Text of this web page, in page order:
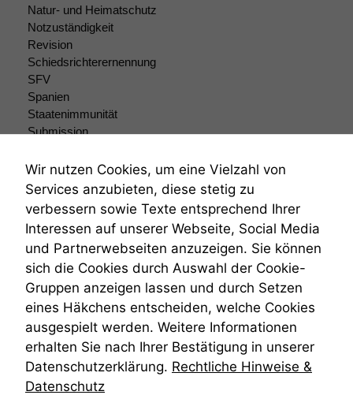
Natur- und Heimatschutz
Notzuständigkeit
Revision
Schiedsrichterernennung
SFV
Spanien
Staatenimmunität
Submission
Teilungsklage
Venezuela
VRK
Wiederherstellungsanordnung
Zivilprozessordnung
ZPO
Zustellfiktion
Zuständigkeit
Öffentliches Personalrecht
Öffentlichkeitsprinzip
Wir nutzen Cookies, um eine Vielzahl von
Services anzubieten, diese stetig zu
verbessern sowie Texte entsprechend Ihrer
Interessen auf unserer Webseite, Social Media
und Partnerwebseiten anzuzeigen. Sie können
sich die Cookies durch Auswahl der Cookie-
Gruppen anzeigen lassen und durch Setzen
eines Häkchens entscheiden, welche Cookies
ausgespielt werden. Weitere Informationen
erhalten Sie nach Ihrer Bestätigung in unserer
Datenschutzerklärung. Rechtliche Hinweise &
Datenschutz
Funktionalität
Einige
Funktionen auf
dieser Website
sind optional.
Wenn Sie
diese Option
deaktivieren,
kann die
Website nicht
zu 100%
funktionieren.